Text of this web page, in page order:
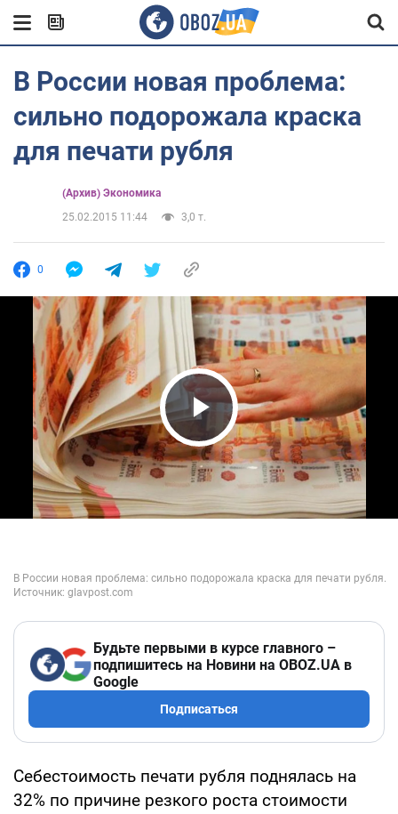
В России новая проблема:
сильно подорожала краска
для печати рубля
(Архив) Экономика
25.02.2015 11:44
3,0 т.
0
Play Video
Будьте первыми в курсе главного –
подпишитесь на Новини на OBOZ.UA в
Google
Подписаться
Себестоимость печати рубля поднялась на
32% по причине резкого роста стоимости